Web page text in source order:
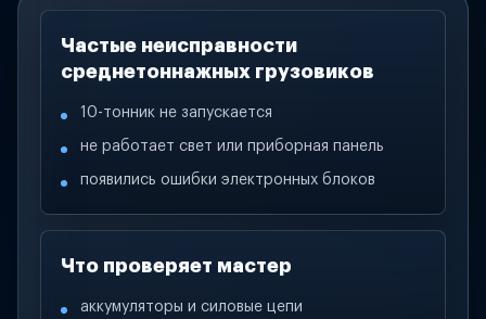
Частые неисправности
среднетоннажных грузовиков
10-тонник не запускается
не работает свет или приборная панель
появились ошибки электронных блоков
Что проверяет мастер
аккумуляторы и силовые цепи